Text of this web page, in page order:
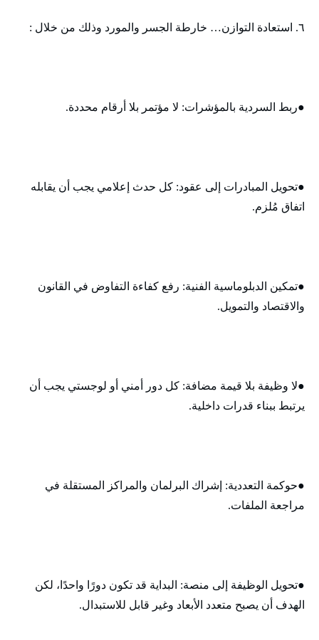
٦. استعادة التوازن… خارطة الجسر والمورد وذلك من خلال :
●ربط السردية بالمؤشرات: لا مؤتمر بلا أرقام محددة.
●تحويل المبادرات إلى عقود: كل حدث إعلامي يجب أن يقابله
اتفاق مُلزم.
●تمكين الدبلوماسية الفنية: رفع كفاءة التفاوض في القانون
والاقتصاد والتمويل.
●لا وظيفة بلا قيمة مضافة: كل دور أمني أو لوجستي يجب أن
يرتبط ببناء قدرات داخلية.
●حوكمة التعددية: إشراك البرلمان والمراكز المستقلة في
مراجعة الملفات.
●تحويل الوظيفة إلى منصة: البداية قد تكون دورًا واحدًا، لكن
الهدف أن يصبح متعدد الأبعاد وغير قابل للاستبدال.